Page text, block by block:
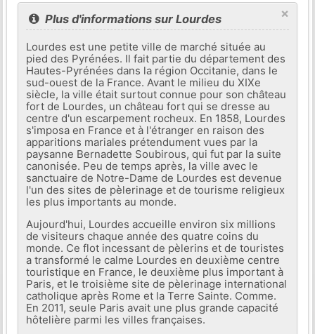
×
Plus d'informations sur Lourdes
Lourdes est une petite ville de marché située au
pied des Pyrénées. Il fait partie du département des
Hautes-Pyrénées dans la région Occitanie, dans le
sud-ouest de la France. Avant le milieu du XIXe
siècle, la ville était surtout connue pour son château
fort de Lourdes, un château fort qui se dresse au
centre d'un escarpement rocheux. En 1858, Lourdes
s'imposa en France et à l'étranger en raison des
apparitions mariales prétendument vues par la
paysanne Bernadette Soubirous, qui fut par la suite
canonisée. Peu de temps après, la ville avec le
sanctuaire de Notre-Dame de Lourdes est devenue
l'un des sites de pèlerinage et de tourisme religieux
les plus importants au monde.
Aujourd'hui, Lourdes accueille environ six millions
de visiteurs chaque année des quatre coins du
monde. Ce flot incessant de pèlerins et de touristes
a transformé le calme Lourdes en deuxième centre
touristique en France, le deuxième plus important à
Paris, et le troisième site de pèlerinage international
catholique après Rome et la Terre Sainte. Comme.
En 2011, seule Paris avait une plus grande capacité
hôtelière parmi les villes françaises.